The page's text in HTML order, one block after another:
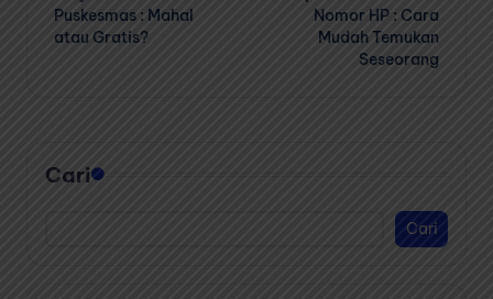
Puskesmas : Mahal
atau Gratis?
Nomor HP : Cara
Mudah Temukan
Seseorang
Cari
Cari